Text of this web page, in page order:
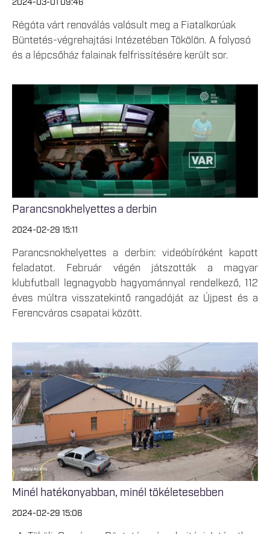
Régóta várt renoválás valósult meg a Fiatalkorúak
Büntetés-végrehajtási Intézetében Tökölön. A folyosó
és a lépcsőház falainak felfrissítésére került sor.
Parancsnokhelyettes a derbin
2024-02-29 15:11
Parancsnokhelyettes a derbin: videóbíróként kapott
feladatot. Február végén játszották a magyar
klubfutball legnagyobb hagyománnyal rendelkező, 112
éves múltra visszatekintő rangadóját az Újpest és a
Ferencváros csapatai között.
Minél hatékonyabban, minél tökéletesebben
2024-02-29 15:06